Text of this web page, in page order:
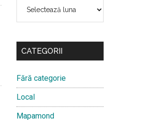
CATEGORII
Fără categorie
Local
Mapamond